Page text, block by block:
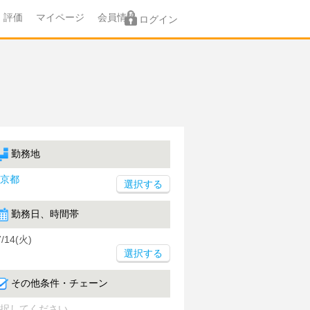
評価 マイページ 会員情報 ログイン
勤務地
都
勤務日、時間帯
14(火)
選択する
その他条件・チェーン